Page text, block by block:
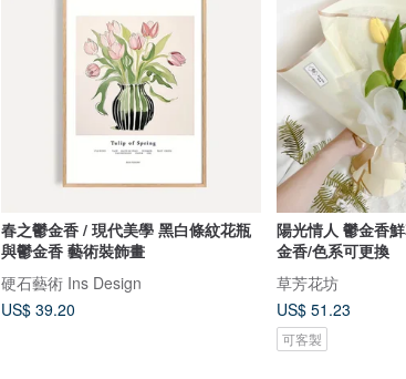
春之鬱金香 / 現代美學 黑白條紋花瓶
與鬱金香 藝術裝飾畫
硬石藝術 Ins Design
US$ 39.20
陽光情人 鬱金香
金香/色系可更換
草芳花坊
US$ 51.23
可客製